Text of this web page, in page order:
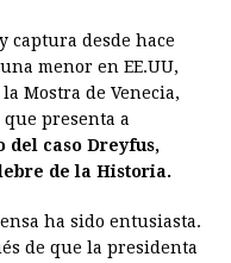
n
e
d
n
a
l
i
t
p
y
k
captura desde hace
menor en EE.UU,
Mostra de Venecia,
presenta a
del caso Dreyfus,
de la Historia.
ha sido entusiasta.
de que la presidenta